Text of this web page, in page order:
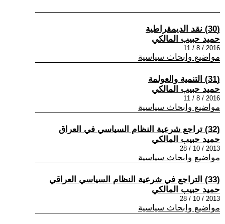
(30) نقد الديمقراطية
حميد حبيب المالكي
2016 / 8 / 11
مواضيع وابحاث سياسية
(31) التنمية والعولمة
حميد حبيب المالكي
2016 / 8 / 11
مواضيع وابحاث سياسية
(32) تراجع شرعية النظام السياسي في العراق
حميد حبيب المالكي
2013 / 10 / 28
مواضيع وابحاث سياسية
(33) التراجع في شرعية النظام السياسي العراقي
حميد حبيب المالكي
2013 / 10 / 28
مواضيع وابحاث سياسية